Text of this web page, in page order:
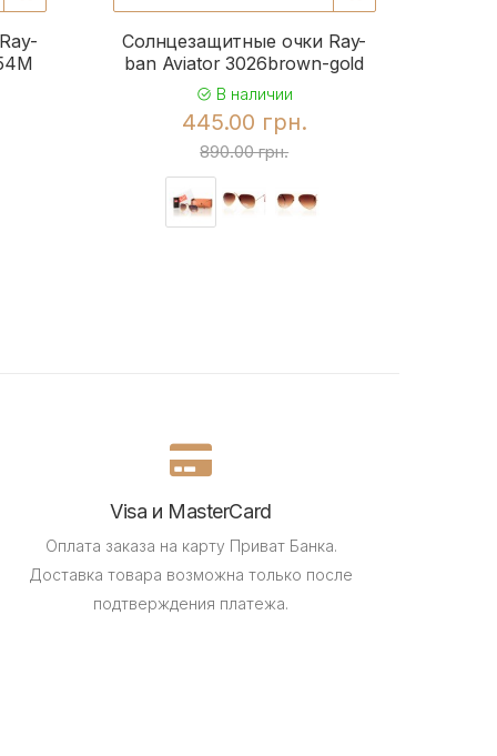
Солнцезащитные очки Ray-
ban Aviator 3026brown-gold
В наличии
445.00 грн.
890.00 грн.
Visa и MasterCard
Оплата заказа на карту Приват Банка.
Доставка товара возможна только после
подтверждения платежа.